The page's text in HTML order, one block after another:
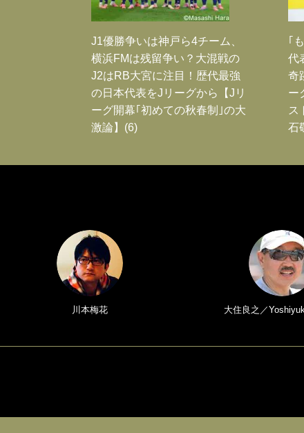
J1優勝争いは神戸ら4チーム、
横浜FMは残留争い？大混戦の
J2はRB大宮に注目！歴代最強
の日本代表をJリーグから【Jリ
ーグ開幕｢初めての秋春制｣の大
激論】(6)
｢
代
奇
ー
ス
石
川本梅花 大住良之／